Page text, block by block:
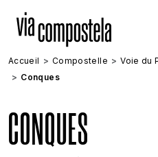
Accueil Compostelle Voie du
Conques
CONQUES